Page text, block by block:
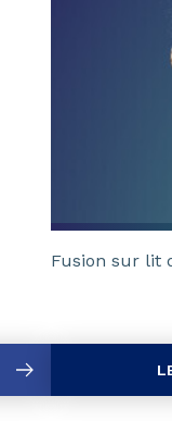
Fusion sur lit